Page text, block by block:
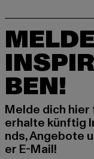
BEN!
Melde dich
erhalte künftig
nds, Angebote
er E-Mail!